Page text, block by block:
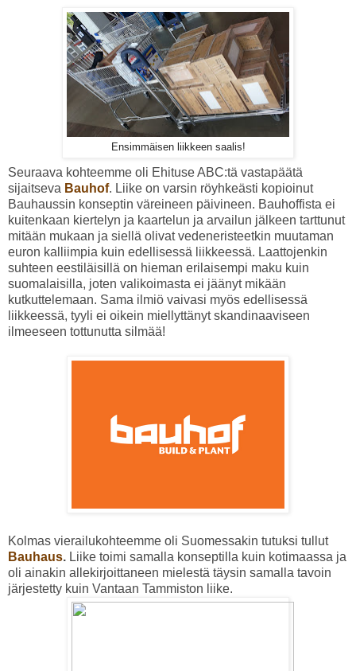
Ensimmäisen liikkeen saalis!
Seuraava kohteemme oli Ehituse ABC:tä vastapäätä
sijaitseva Bauhof. Liike on varsin röyhkeästi kopioinut
Bauhaussin konseptin väreineen päivineen. Bauhoffista ei
kuitenkaan kiertelyn ja kaartelun ja arvailun jälkeen tarttunut
mitään mukaan ja siellä olivat vedeneristeetkin muutaman
euron kalliimpia kuin edellisessä liikkeessä. Laattojenkin
suhteen eestiläisillä on hieman erilaisempi maku kuin
suomalaisilla, joten valikoimasta ei jäänyt mikään
kutkuttelemaan. Sama ilmiö vaivasi myös edellisessä
liikkeessä, tyyli ei oikein miellyttänyt skandinaaviseen
ilmeeseen tottunutta silmää!
Kolmas vierailukohteemme oli Suomessakin tutuksi tullut
Bauhaus. Liike toimi samalla konseptilla kuin kotimaassa ja
oli ainakin allekirjoittaneen mielestä täysin samalla tavoin
järjestetty kuin Vantaan Tammiston liike.